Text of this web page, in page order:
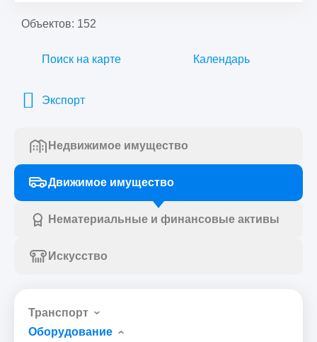
Объектов: 152
Поиск на карте Календарь
Экспорт
Недвижимое имущество
Движимое имущество
Нематериальные и финансовые активы
Искусство
Транспорт
Оборудование